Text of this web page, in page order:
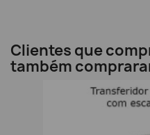
Clientes que
também